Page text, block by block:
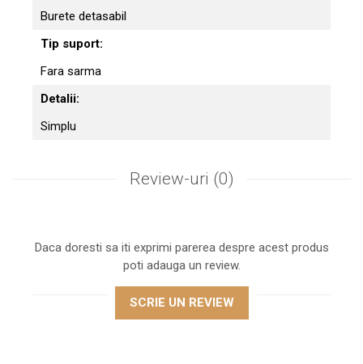
Burete detasabil
Tip suport:
Fara sarma
Detalii:
Simplu
Review-uri (0)
Daca doresti sa iti exprimi parerea despre acest produs
poti adauga un review.
SCRIE UN REVIEW